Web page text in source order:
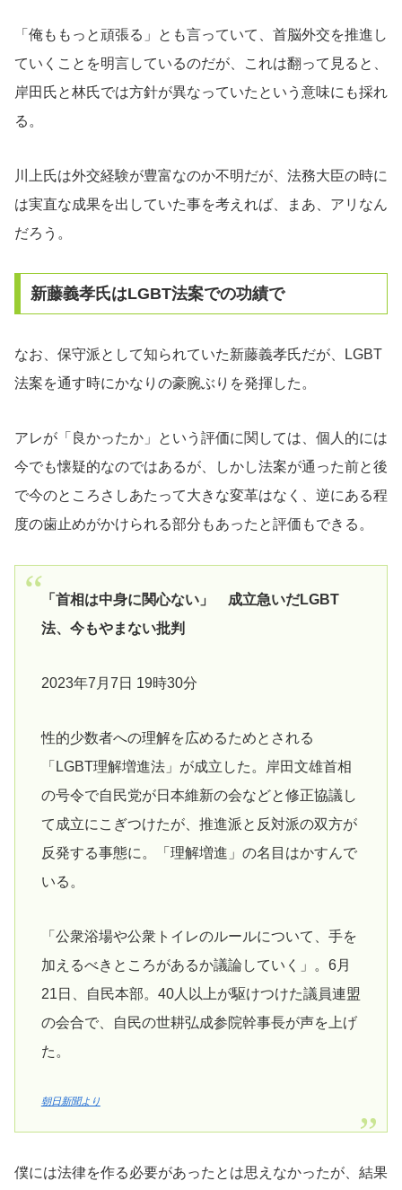
「俺ももっと頑張る」とも言っていて、首脳外交を推進し
ていくことを明言しているのだが、これは翻って見ると、
岸田氏と林氏では方針が異なっていたという意味にも採れ
る。
川上氏は外交経験が豊富なのか不明だが、法務大臣の時に
は実直な成果を出していた事を考えれば、まあ、アリなん
だろう。
新藤義孝氏はLGBT法案での功績で
なお、保守派として知られていた新藤義孝氏だが、LGBT
法案を通す時にかなりの豪腕ぶりを発揮した。
アレが「良かったか」という評価に関しては、個人的には
今でも懐疑的なのではあるが、しかし法案が通った前と後
で今のところさしあたって大きな変革はなく、逆にある程
度の歯止めがかけられる部分もあったと評価もできる。
「首相は中身に関心ない」 成立急いだLGBT
法、今もやまない批判
2023年7月7日 19時30分
性的少数者への理解を広めるためとされる
「LGBT理解増進法」が成立した。岸田文雄首相
の号令で自民党が日本維新の会などと修正協議し
て成立にこぎつけたが、推進派と反対派の双方が
反発する事態に。「理解増進」の名目はかすんで
いる。
「公衆浴場や公衆トイレのルールについて、手を
加えるべきところがあるか議論していく」。6月
21日、自民本部。40人以上が駆けつけた議員連盟
の会合で、自民の世耕弘成参院幹事長が声を上げ
た。
朝日新聞より
僕には法律を作る必要があったとは思えなかったが、結果